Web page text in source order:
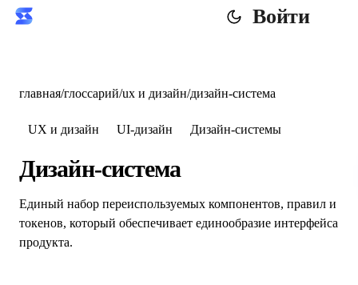
Войти
главная/глоссарий/ux и дизайн/дизайн-система
UX и дизайн UI-дизайн Дизайн-системы
Дизайн-система
Единый набор переиспользуемых компонентов, правил и
токенов, который обеспечивает единообразие интерфейса
продукта.